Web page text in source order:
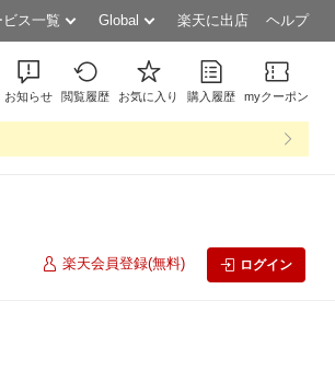
ビス一覧 Global 楽天に出店 ヘルプ
お知らせ 閲覧履歴 お気に入り 購入履歴 myクーポン
楽天会員登録(無料) ログイン